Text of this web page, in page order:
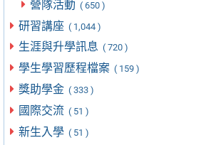
營隊活動 ( 650 )
研習講座 ( 1,044 )
生涯與升學訊息 ( 720 )
學生學習歷程檔案 ( 159 )
獎助學金 ( 333 )
國際交流 ( 51 )
新生入學 ( 51 )